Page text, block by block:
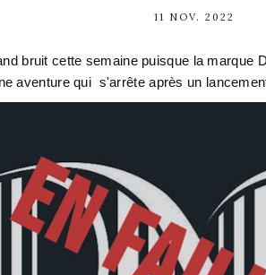
11 NOV. 2022
bruit cette semaine puisque la marque
aventure qui s'arrête après un